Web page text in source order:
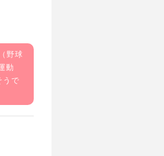
野球
動
うで